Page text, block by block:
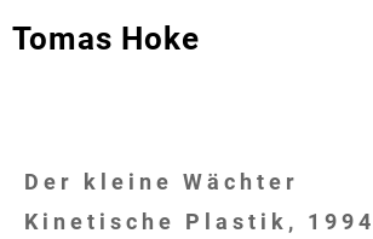
Tomas Hoke
Der kleine Wächter
Kinetische Plastik,